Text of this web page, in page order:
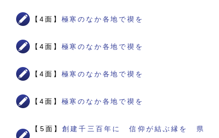
【4面】 極寒のなか各地で禊を
【4面】 極寒のなか各地で禊を
【4面】 極寒のなか各地で禊を
【4面】 極寒のなか各地で禊を
【5面】創建千三百年に 信仰が結ぶ縁を 県